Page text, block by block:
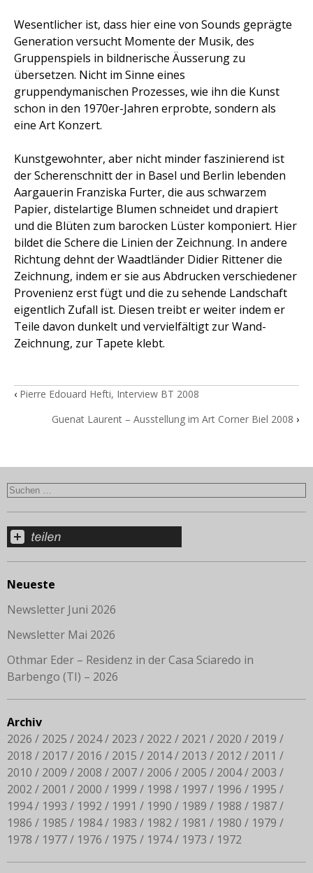
Wesentlicher ist, dass hier eine von Sounds geprägte
Generation versucht Momente der Musik, des
Gruppenspiels in bildnerische Äusserung zu
übersetzen. Nicht im Sinne eines
gruppendymanischen Prozesses, wie ihn die Kunst
schon in den 1970er-Jahren erprobte, sondern als
eine Art Konzert.
Kunstgewohnter, aber nicht minder faszinierend ist
der Scherenschnitt der in Basel und Berlin lebenden
Aargauerin Franziska Furter, die aus schwarzem
Papier, distelartige Blumen schneidet und drapiert
und die Blüten zum barocken Lüster komponiert. Hier
bildet die Schere die Linien der Zeichnung. In andere
Richtung dehnt der Waadtländer Didier Rittener die
Zeichnung, indem er sie aus Abdrucken verschiedener
Provenienz erst fügt und die zu sehende Landschaft
eigentlich Zufall ist. Diesen treibt er weiter indem er
Teile davon dunkelt und vervielfältigt zur Wand-
Zeichnung, zur Tapete klebt.
‹ Pierre Edouard Hefti, Interview BT 2008
Guenat Laurent – Ausstellung im Art Corner Biel 2008 ›
Neueste
Newsletter Juni 2026
Newsletter Mai 2026
Othmar Eder – Residenz in der Casa Sciaredo in
Barbengo (TI) – 2026
Archiv
2026
2025 2024 2023 2022 2021 2020
2019
2018
2017 2016 2015 2014 2013 2012
2011
2010
2009 2008 2007 2006 2005 2004
2003
2002
2001 2000 1999 1998 1997 1996
1995
1994
1993 1992 1991 1990 1989 1988
1987
1986
1985 1984 1983 1982 1981 1980
1979
1978
1977 1976 1975 1974 1973 1972